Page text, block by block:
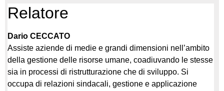
Relatore
Dario CECCATO
Assiste aziende di medie e grandi dimensioni nell’ambito
della gestione delle risorse umane, coadiuvando le stesse
sia in processi di ristrutturazione che di sviluppo. Si
occupa di relazioni sindacali, gestione e applicazione